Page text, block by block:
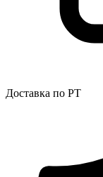
Доставка по РТ